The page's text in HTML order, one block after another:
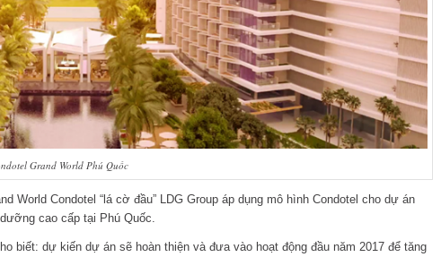
Grand World Phú Quốc
World Condotel “lá cờ đầu” LDG Group áp dụng mô hình Condotel cho dự án
cao cấp tại Phú Quốc.
biết: dự kiến dự án sẽ hoàn thiện và đưa vào hoạt động đầu năm 2017 để tăng